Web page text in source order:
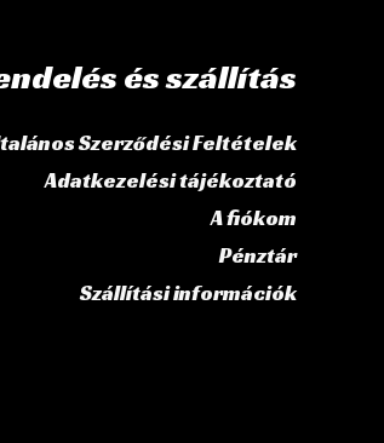
és szállítás
Szerződési Feltételek
Adatkezelési tájékoztató
A fiókom
Pénztár
Szállítási információk